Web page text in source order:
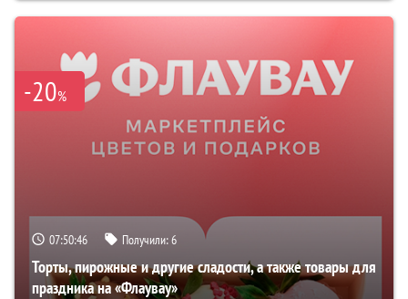
-20%
07:50:45 Получили:6
Торты, пирожные и другие сладости, а также товары для
праздника на «Флаувау»